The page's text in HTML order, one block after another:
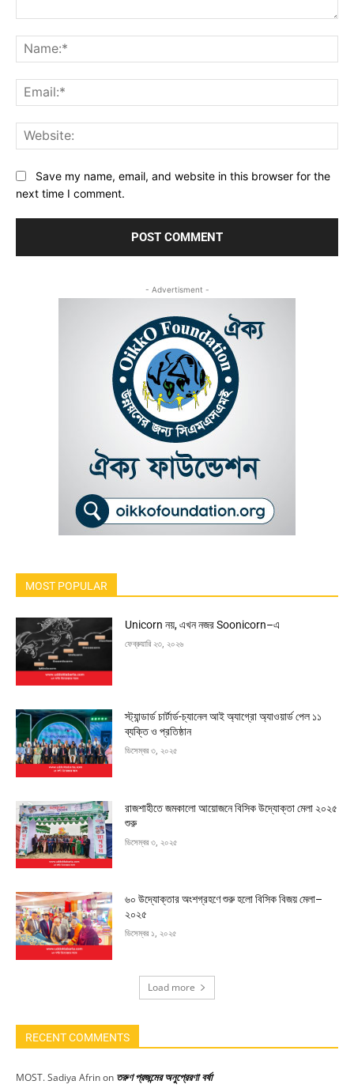
Save my name, email, and website in this browser for the
next time I comment.
- Advertisment -
MOST POPULAR
Unicorn নয়, এখন নজর Soonicorn–এ
ফেব্রুয়ারি ২৩, ২০২৬
স্ট্যান্ডার্ড চার্টার্ড-চ্যানেল আই অ্যাগ্রো অ্যাওয়ার্ড পেল ১১
ব্যক্তি ও প্রতিষ্ঠান
ডিসেম্বর ৩, ২০২৫
রাজশাহীতে জমকালো আয়োজনে বিসিক উদ্যোক্তা মেলা ২০২৫
শুরু
ডিসেম্বর ৩, ২০২৫
৬০ উদ্যোক্তার অংশগ্রহণে শুরু হলো বিসিক বিজয় মেলা–
২০২৫
ডিসেম্বর ১, ২০২৫
Load more
RECENT COMMENTS
MOST. Sadiya Afrinon তরুণ প্রজন্মের অনুপ্রেরণা বর্ষা